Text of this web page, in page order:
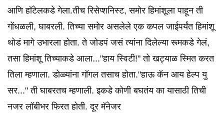
आणि हॉटेलकडे गेला.तीच रिसेप्शनिस्ट, समोर हिमांशूला पाहून ती
गोंधळली, घाबरली. तिच्या समोर असलेले एक कपल जाईपर्यंत हिमांशू
थोडं मागे उभारला होता. ते जोडपं जसं त्यांना दिलेल्या रूमकडे गेलं,
तसा हिमांशू तिच्याकडे आला..."हाय स्विटी!" तो खट्याळ स्मित करत
तिला म्हणाला. डोळ्यांना गॉगल तसाच होता."हाऊ कॅन आय हेल्प यु
सर..." ती घाबरतच म्हणाली. इकडे कोणी बघतंय का यासाठी तिची
नजर लॉबीभर फिरत होती. दूर मॅनेजर